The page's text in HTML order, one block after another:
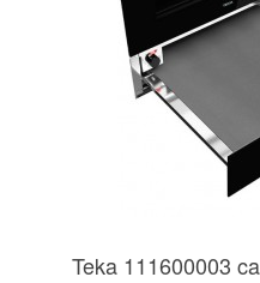
Teka 111600003